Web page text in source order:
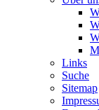
Links
Suche
Sitemap